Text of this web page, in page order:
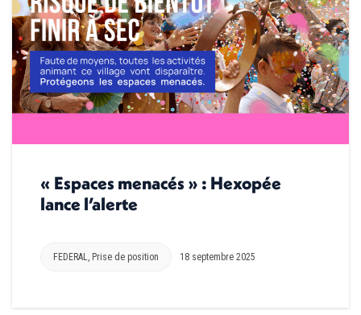
« Espaces menacés » : Hexopée
lance l’alerte
FEDERAL, Prise de position 18 septembre 2025